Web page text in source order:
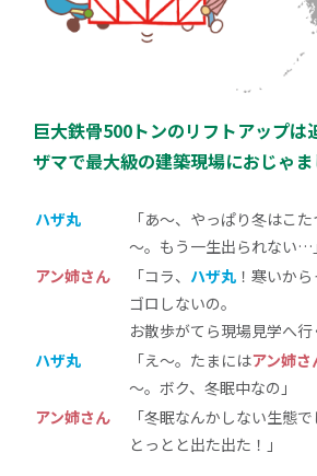
巨大鉄骨500トンのリフトアップは
ザマで最大級の建築現場におじゃ
ハザ丸
「あ～、やっぱり冬はこ
～。もう一生出られない…」
アン姉さん
「コラ、 ハザ丸 ！寒いか
ゴロしないの。
お散歩がてら現場見学へ行
ハザ丸
「え～。たまにはアン姉さ
～。ボク、冬眠中なの」
アン姉さん
「冬眠なんかしない生態
とっとと出た出た！」